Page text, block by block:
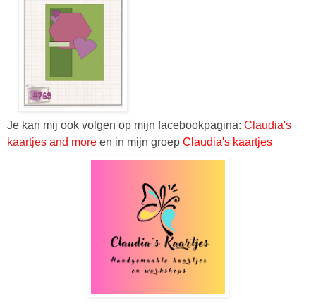
Je kan mij ook volgen op mijn facebookpagina: Claudia's
kaartjes and more en in mijn groep Claudia's kaartjes